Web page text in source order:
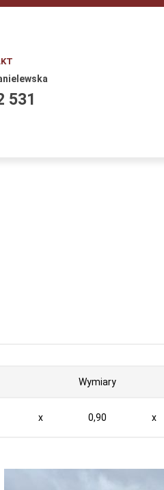
531
Wymiary
x 0,90 x